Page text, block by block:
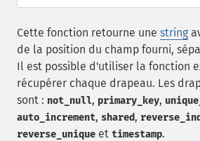
Cette fonction retourne une string
de la position du champ fourni,
Il est possible d'utiliser la fonction
récupérer chaque drapeau. Les
sont : not_null, primary_key,
auto_increment, shared,
reverse_unique et timestamp.